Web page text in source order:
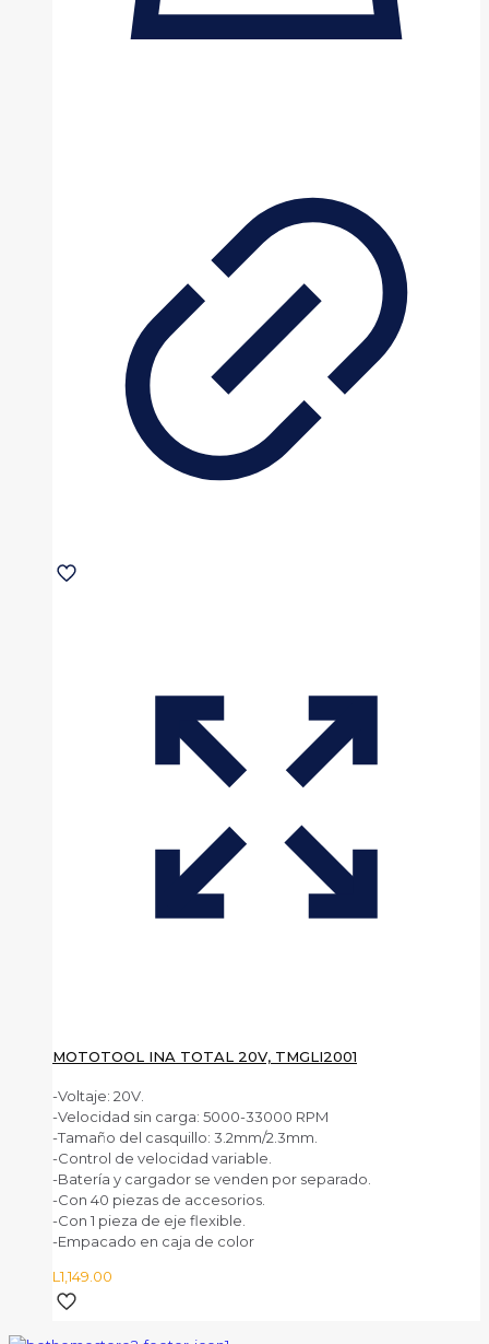
MOTOTOOL INA TOTAL 20V, TMGLI2001
-Voltaje: 20V.
-Velocidad sin carga: 5000-33000 RPM
-Tamaño del casquillo: 3.2mm/2.3mm.
-Control de velocidad variable.
-Batería y cargador se venden por separado.
-Con 40 piezas de accesorios.
-Con 1 pieza de eje flexible.
-Empacado en caja de color
L1,149.00